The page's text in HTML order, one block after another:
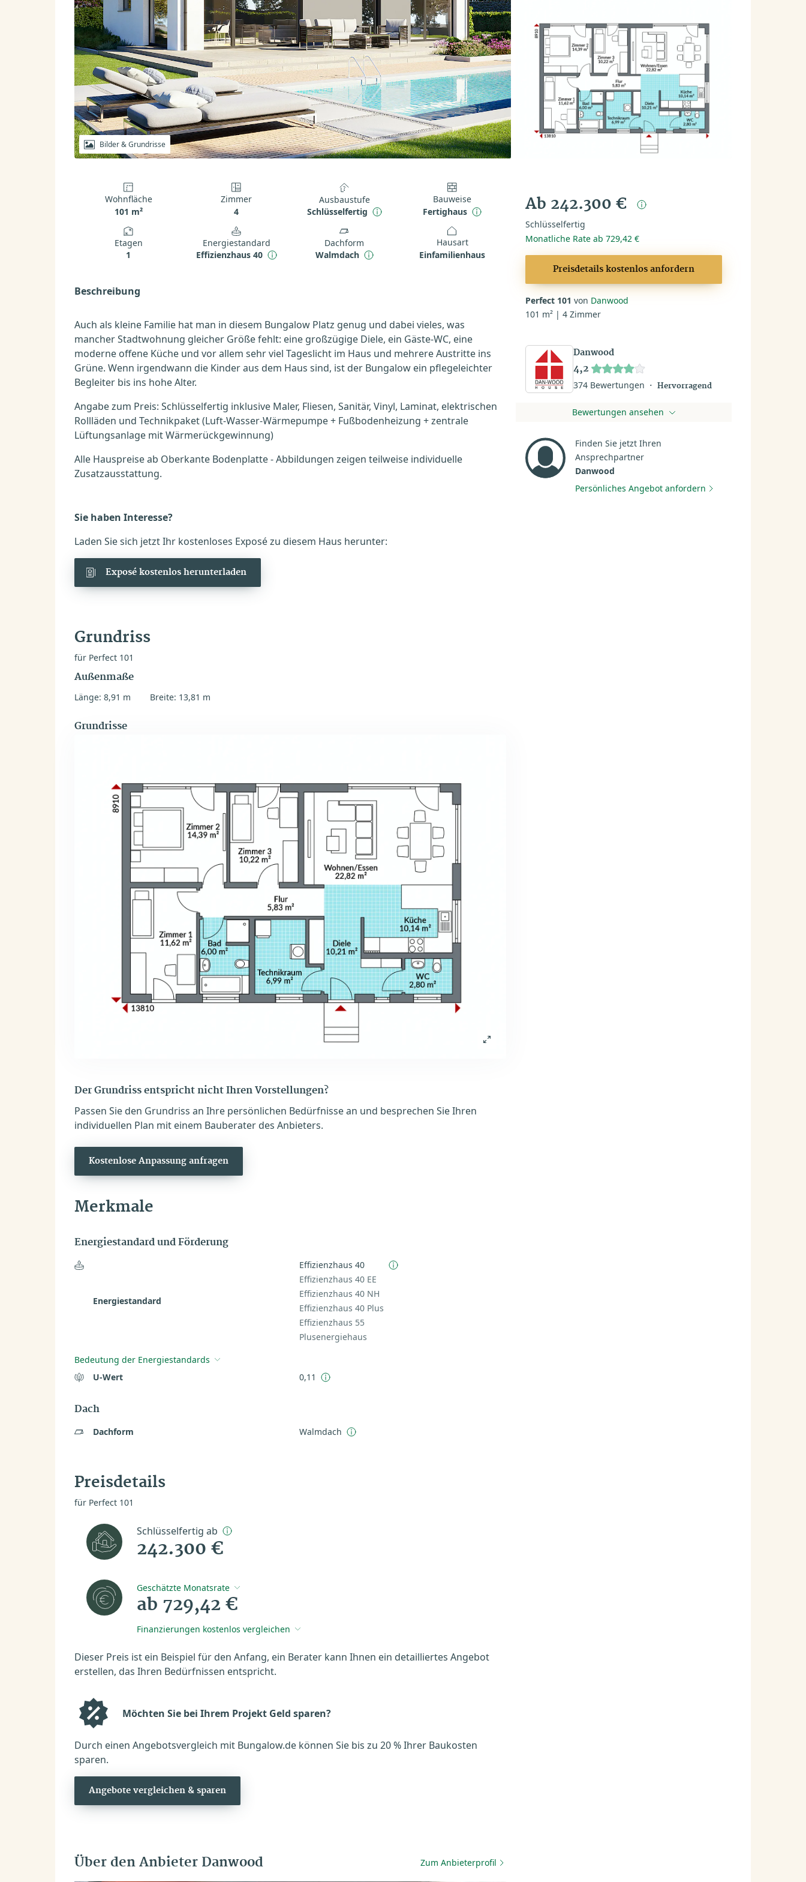
Bilder & Grundrisse
Wohnfläche
101 m²
Zimmer
4
Ausbaustufe
Schlüsselfertig
Bauweise
Fertighaus
Etagen
1
Energiestandard
Effizienzhaus 40
Dachform
Walmdach
Hausart
Einfamilienhaus
Beschreibung
Auch als kleine Familie hat man in diesem Bungalow Platz genug und dabei vieles, was
mancher Stadtwohnung gleicher Größe fehlt: eine großzügige Diele, ein Gäste-WC, eine
moderne offene Küche und vor allem sehr viel Tageslicht im Haus und mehrere Austritte ins
Grüne. Wenn irgendwann die Kinder aus dem Haus sind, ist der Bungalow ein pflegeleichter
Begleiter bis ins hohe Alter.
Angabe zum Preis: Schlüsselfertig inklusive Maler, Fliesen, Sanitär, Vinyl, Laminat, elektrischen
Rollläden und Technikpaket (Luft-Wasser-Wärmepumpe + Fußbodenheizung + zentrale
Lüftungsanlage mit Wärmerückgewinnung)
Alle Hauspreise ab Oberkante Bodenplatte - Abbildungen zeigen teilweise individuelle
Zusatzausstattung.
Sie haben Interesse?
Laden Sie sich jetzt Ihr kostenloses Exposé zu diesem Haus herunter:
Exposé kostenlos herunterladen
Grundriss
für Perfect 101
Außenmaße
Länge: 8,91 m Breite: 13,81 m
Grundrisse
Der Grundriss entspricht nicht Ihren Vorstellungen?
Passen Sie den Grundriss an Ihre persönlichen Bedürfnisse an und besprechen Sie Ihren
individuellen Plan mit einem Bauberater des Anbieters.
Kostenlose Anpassung anfragen
Merkmale
Energiestandard und Förderung
Energiestandard
Effizienzhaus 40
Effizienzhaus 40 EE
Effizienzhaus 40 NH
Effizienzhaus 40 Plus
Effizienzhaus 55
Plusenergiehaus
Bedeutung der Energiestandards
U-Wert
0,11
Dach
Dachform Walmdach
Preisdetails
für Perfect 101
Schlüsselfertig ab
242.300 €
Geschätzte Monatsrate
ab 729,42 €
Finanzierungen kostenlos vergleichen
Dieser Preis ist ein Beispiel für den Anfang, ein Berater kann Ihnen ein detailliertes Angebot
erstellen, das Ihren Bedürfnissen entspricht.
Möchten Sie bei Ihrem Projekt Geld sparen?
Durch einen Angebotsvergleich mit Bungalow.de können Sie bis zu 20 % Ihrer Baukosten
sparen.
Angebote vergleichen & sparen
Über den Anbieter Danwood Zum Anbieterprofil
Ab 242.300 €
Schlüsselfertig
Monatliche Rate ab 729,42 €
Preisdetails kostenlos anfordern
Perfect 101 von Danwood
101 m² | 4 Zimmer
Danwood
4,2
374 Bewertungen Hervorragend
Bewertungen ansehen
Finden Sie jetzt Ihren
Ansprechpartner
Danwood
Persönliches Angebot anfordern